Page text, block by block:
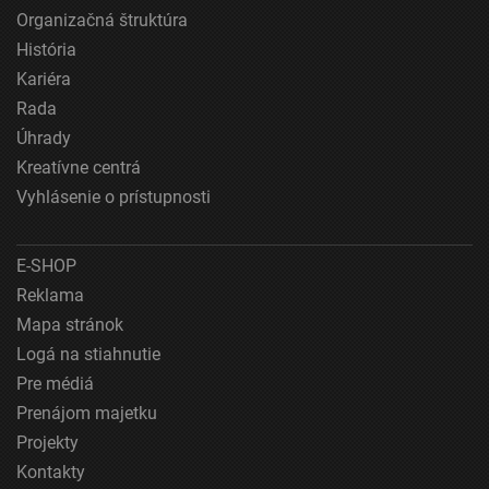
Meranie výkonnosti reklamy
Meranie výkonnosti obsahu
Pochopiť cieľové skupiny na základe štatistík
Vývoj a zlepšovanie služieb
Použitie obmedzených údajov na výber obsahu
Špeciálne funkcie IAB:
polohe
Identifikácia zariadení na základe aktívne
vyžiadaných informácií
Nevyhnutné
Výkonostné
Organizačná štruktúra
História
Kariéra
Rada
Úhrady
Kreatívne centrá
Vyhlásenie o prístupnosti
E-SHOP
Reklama
Mapa stránok
Logá na stiahnutie
Pre médiá
Prenájom majetku
Projekty
Kontakty